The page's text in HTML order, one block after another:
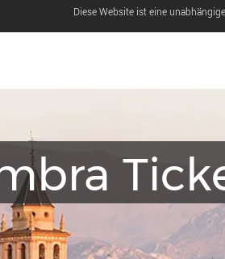
Diese Website ist eine